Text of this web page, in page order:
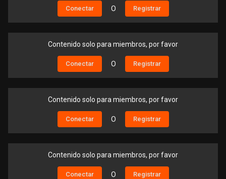
Conectar O Registrar
Contenido solo para miembros, por favor
Conectar O Registrar
Contenido solo para miembros, por favor
Conectar O Registrar
Contenido solo para miembros, por favor
Conectar O Registrar